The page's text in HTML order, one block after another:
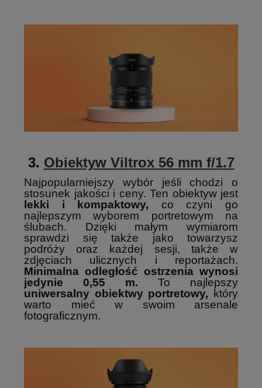
3. Obiektyw Viltrox 56 mm f/1.7
Najpopularniejszy wybór jeśli chodzi o
stosunek jakości i ceny. Ten obiektyw jest
lekki i kompaktowy, co czyni go
najlepszym wyborem portretowym na
ślubach. Dzięki małym wymiarom
sprawdzi się także jako towarzysz
podróży oraz każdej sesji, także w
zdjęciach ulicznych i reportażach.
Minimalna odległość ostrzenia wynosi
jedynie 0,55 m. To najlepszy
uniwersalny obiektwy portretowy, który
warto mieć w swoim arsenale
fotograficznym.